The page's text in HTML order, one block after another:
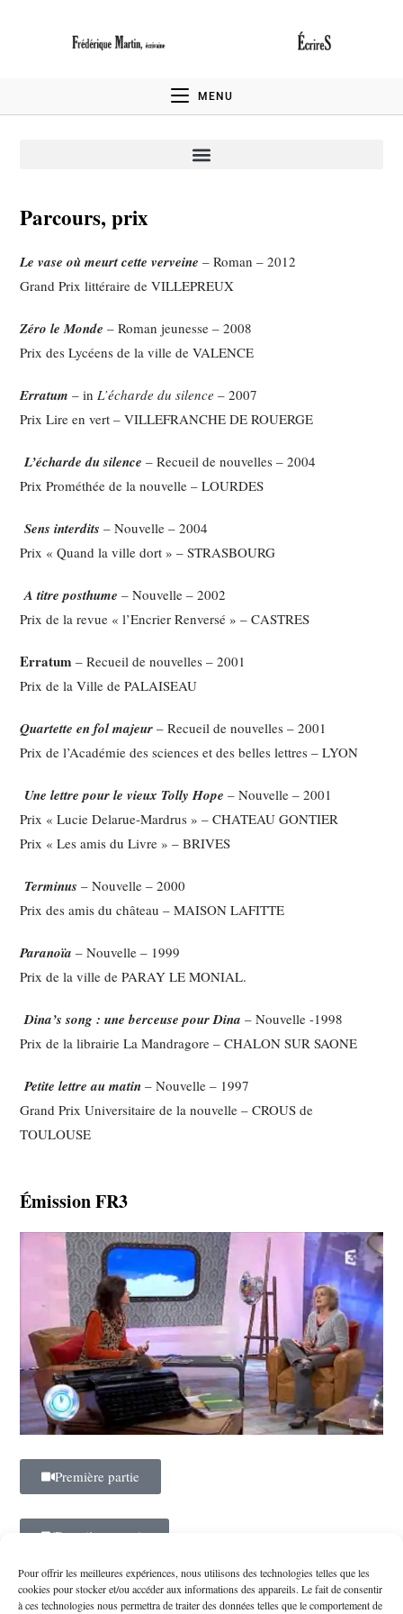
Pour offrir les meilleures expériences, nous utilisons des technologies telles que les
cookies pour stocker et/ou accéder aux informations des appareils. Le fait de consentir
à ces technologies nous permettra de traiter des données telles que le comportement de
MENU
Parcours, prix
Le vase où meurt cette verveine – Roman – 2012
Grand Prix littéraire de VILLEPREUX
Zéro le Monde – Roman jeunesse – 2008
Prix des Lycéens de la ville de VALENCE
Erratum – inL’écharde du silence – 2007
Prix Lire en vert – VILLEFRANCHE DE ROUERGE
L’écharde du silence – Recueil de nouvelles – 2004
Prix Prométhée de la nouvelle – LOURDES
Sens interdits – Nouvelle – 2004
Prix « Quand la ville dort » – STRASBOURG
A titre posthume – Nouvelle – 2002
Prix de la revue « l’Encrier Renversé » – CASTRES
Erratum – Recueil de nouvelles – 2001
Prix de la Ville de PALAISEAU
Quartette en fol majeur – Recueil de nouvelles – 2001
Prix de l’Académie des sciences et des belles lettres – LYON
Une lettre pour le vieux Tolly Hope – Nouvelle – 2001
Prix « Lucie Delarue-Mardrus » – CHATEAU GONTIER
Prix « Les amis du Livre » – BRIVES
Terminus – Nouvelle – 2000
Prix des amis du château – MAISON LAFITTE
Paranoïa – Nouvelle – 1999
Prix de la ville de PARAY LE MONIAL.
Dina’s song : une berceuse pour Dina – Nouvelle -1998
Prix de la librairie La Mandragore – CHALON SUR SAONE
Petite lettre au matin – Nouvelle – 1997
Grand Prix Universitaire de la nouvelle – CROUS de
TOULOUSE
Émission FR3
Première partie
Deuxième partie
Sandrine Mörch m’a consacrée une de ses émissions “FR3 en